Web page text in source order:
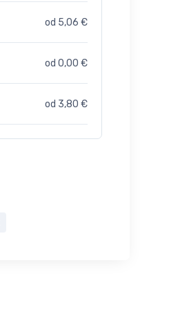
od 5,06 €
od 0,00 €
od 3,80 €